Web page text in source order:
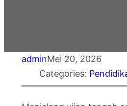
adminMei 20, 2026
Categories: